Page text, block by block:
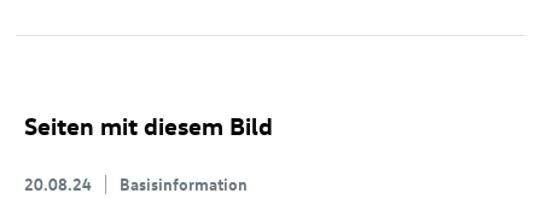
Seiten mit diesem Bild
20.08.24 Basisinformation